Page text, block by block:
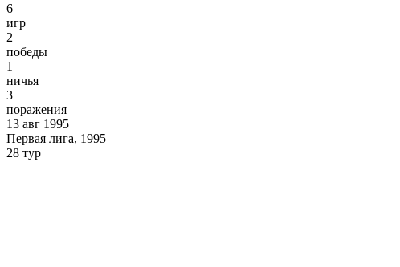
6
игр
2
победы
1
ничья
3
поражения
13 авг 1995
Первая лига, 1995
28 тур